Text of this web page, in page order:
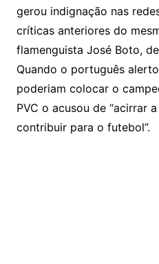
gerou indignação nas
críticas anteriores do
flamenguista José Boto,
Quando o português
poderiam colocar o
PVC o acusou de “acirrar
contribuir para o futebol”.